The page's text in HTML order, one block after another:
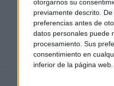
otorgarnos su
previamente descrito.
preferencias antes de
datos personales puede
procesamiento. Sus
consentimiento en
inferior de la página web.